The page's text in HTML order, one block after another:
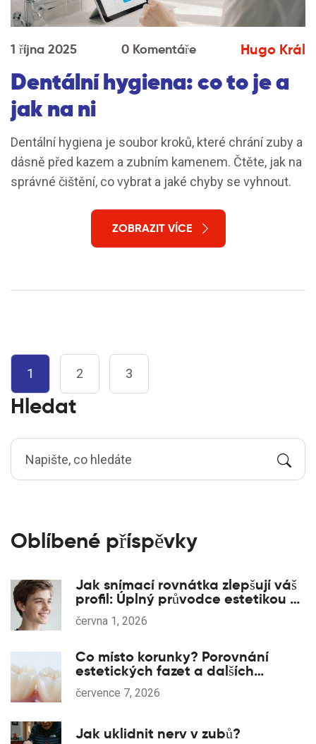
1 října 2025 0 Komentáře Hugo Král
Dentální hygiena: co to je a
jak na ni
Dentální hygiena je soubor kroků, které chrání zuby a
dásně před kazem a zubním kamenem. Čtěte, jak na
správné čištění, co vybrat a jaké chyby se vyhnout.
ZOBRAZIT VÍCE
1 2 3
Hledat
Oblíbené příspěvky
Jak snímací rovnátka zlepšují váš
profil: Úplný průvodce estetikou a
funkcí
června 1, 2026
Co místo korunky? Porovnání
estetických fazet a dalších
alternativ
července 7, 2026
Jak uklidnit nerv v zubů?